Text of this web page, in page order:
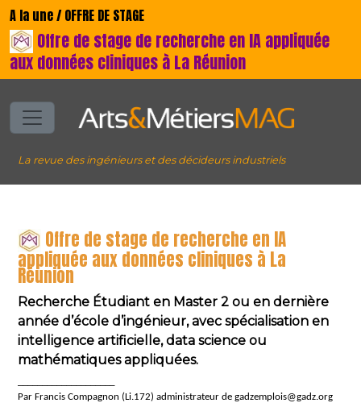
A la une / OFFRE DE STAGE
Offre de stage de recherche en IA appliquée
aux données cliniques à La Réunion
La revue des ingénieurs et des décideurs industriels
Offre de stage de recherche en IA
appliquée aux données cliniques à La
Réunion
Recherche Étudiant en Master 2 ou en dernière
année d’école d’ingénieur, avec spécialisation en
intelligence artificielle, data science ou
mathématiques appliquées.
Par Francis Compagnon (Li.172) administrateur de gadzemplois@gadz.org